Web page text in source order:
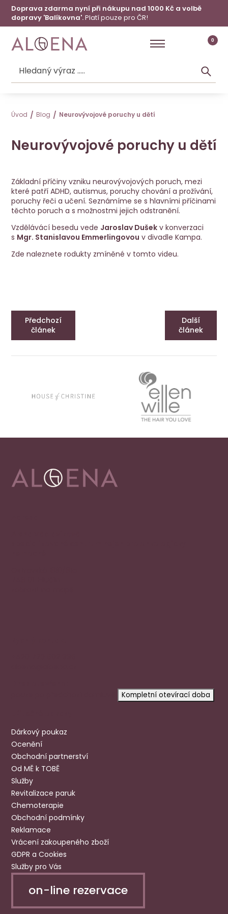
Doprava zdarma nyní při nákupu nad 1000 Kč a volbě
dopravy 'Balíkovna'.Platí pouze pro ČR!
0
Úvod Blog Neurovývojové poruchy u dětí
Neurovývojové poruchy u dětí
Základní příčiny vzniku neurovývojových poruch, mezi
které patří ADHD, autismus, poruchy chování a prožívání,
poruchy řeči a učení. Seznámíme se s hlavními příčinami
těchto poruch a s možnostmi jejich odstranění.
Vzdělávácí besedu vede Jaroslav Dušek v konverzaci
s Mgr. Stanislavou Emmerlingovou v divadle Kampa.
Zde naleznete rodukty zmíněné v tomto videu.
Další
článek
Předchozí
článek
Kompletní otevírací doba
Dárkový poukaz
Ocenění
Obchodní partnerství
Od MĚ k TOBĚ
Služby
Revitalizace paruk
Chemoterapie
Obchodní podmínky
Reklamace
Vrácení zakoupeného zboží
GDPR a Cookies
Služby pro Vás
on-line rezervace